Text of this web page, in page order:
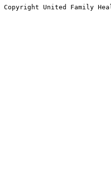
Copyright United Family